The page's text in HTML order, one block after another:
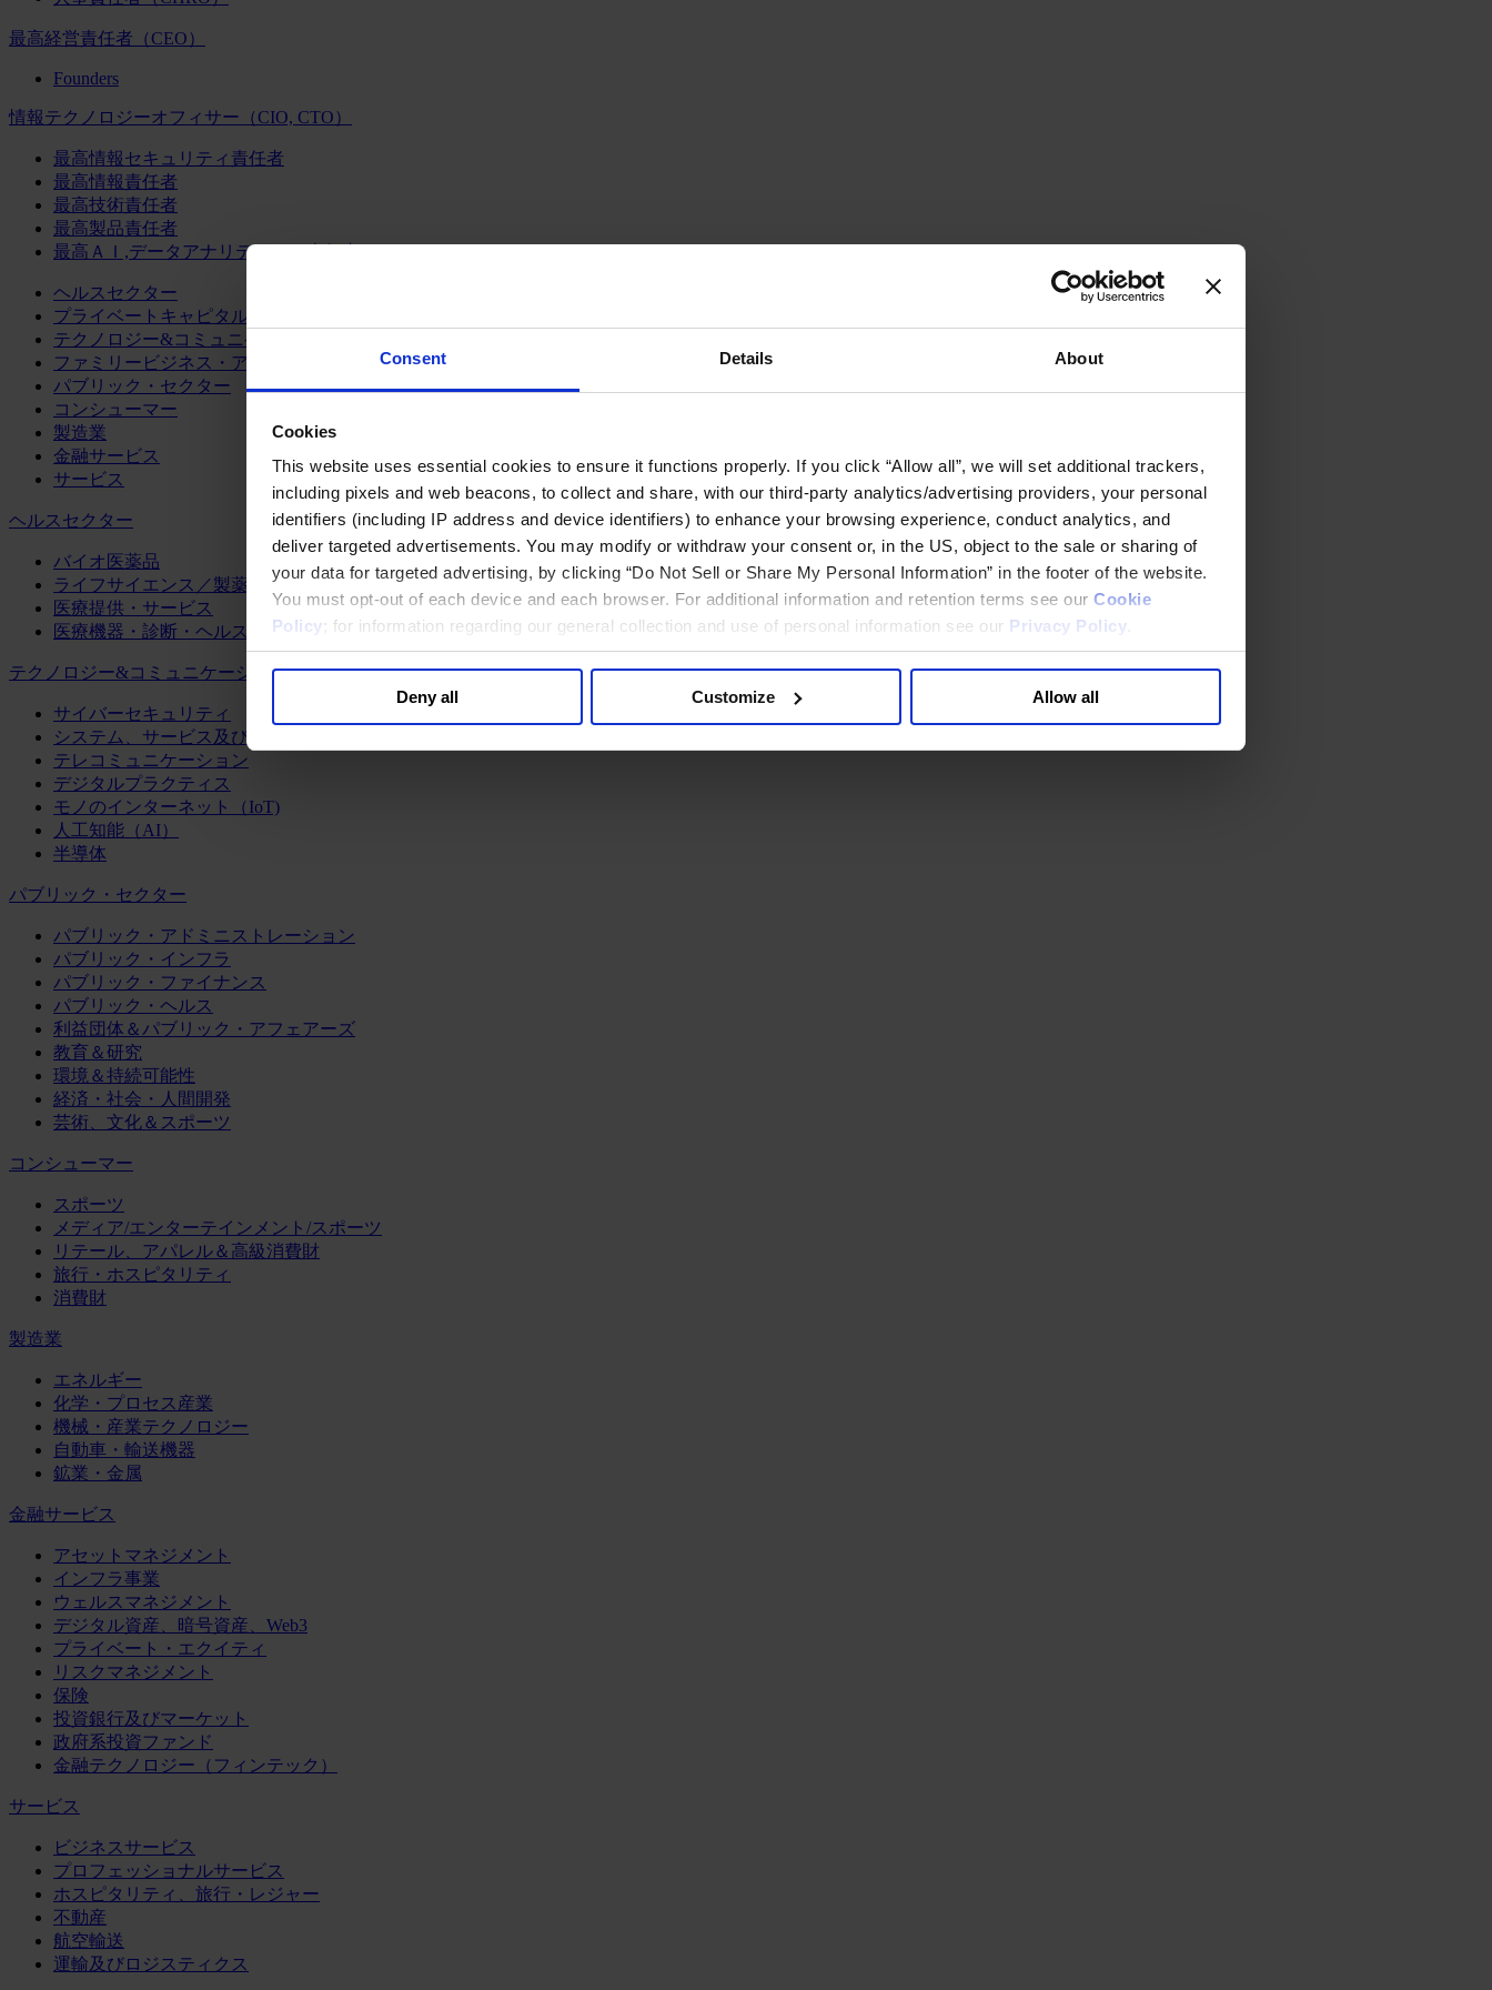
Consent Details About
Cookies
This website uses essential cookies to ensure it functions properly. If you click “Allow all”, we will set additional trackers,
including pixels and web beacons, to collect and share, with our third-party analytics/advertising providers, your personal
identifiers (including IP address and device identifiers) to enhance your browsing experience, conduct analytics, and
deliver targeted advertisements. You may modify or withdraw your consent or, in the US, object to the sale or sharing of
your data for targeted advertising, by clicking “Do Not Sell or Share My Personal Information” in the footer of the website.
You must opt-out of each device and each browser. For additional information and retention terms see our Cookie
Policy; for information regarding our general collection and use of personal information see our Privacy Policy
Deny all Customize Allow all
最高経営責任者（CEO）
Founders
情報テクノロジーオフィサー（CIO, CTO）
最高情報セキュリティ責任者
最高情報責任者
最高技術責任者
最高製品責任者
最高ＡＩ,データアナリティクス責任者
ヘルスセクター
プライベートキャピタル
テクノロジー&コミュニケーション
ファミリービジネス・アドバイザリー
パブリック・セクター
コンシューマー
製造業
金融サービス
サービス
ヘルスセクター
バイオ医薬品
ライフサイエンス／製薬
医療提供・サービス
医療機器・診断・ヘルスケアテクノロジー
テクノロジー&コミュニケーション
サイバーセキュリティ
システム、サービス及びソフトウェア
テレコミュニケーション
デジタルプラクティス
モノのインターネット（IoT)
人工知能（AI）
半導体
パブリック・セクター
パブリック・アドミニストレーション
パブリック・インフラ
パブリック・ファイナンス
パブリック・ヘルス
利益団体＆パブリック・アフェアーズ
教育＆研究
環境＆持続可能性
経済・社会・人間開発
芸術、文化＆スポーツ
コンシューマー
スポーツ
メディア/エンターテインメント/スポーツ
リテール、アパレル＆高級消費財
旅行・ホスピタリティ
消費財
製造業
エネルギー
化学・プロセス産業
機械・産業テクノロジー
自動車・輸送機器
鉱業・金属
金融サービス
アセットマネジメント
インフラ事業
ウェルスマネジメント
デジタル資産、暗号資産、Web3
プライベート・エクイティ
リスクマネジメント
保険
投資銀行及びマーケット
政府系投資ファンド
金融テクノロジー（フィンテック）
サービス
ビジネスサービス
プロフェッショナルサービス
ホスピタリティ、旅行・レジャー
不動産
航空輸送
運輸及びロジスティクス